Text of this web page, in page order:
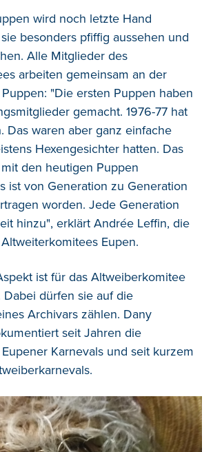
wird noch letzte Hand
besonders pfiffig aussehen und
Alle Mitglieder des
arbeiten gemeinsam an der
"Die ersten Puppen haben
gemacht. 1976-77 hat
Das waren aber ganz einfache
Hexengesichter hatten. Das
den heutigen Puppen
ist von Generation zu Generation
worden. Jede Generation
hinzu", erklärt Andrée Leffin, die
Eupen.
ist für das Altweiberkomitee
dürfen sie auf die
Archivars zählen. Dany
seit Jahren die
Karnevals und seit kurzem